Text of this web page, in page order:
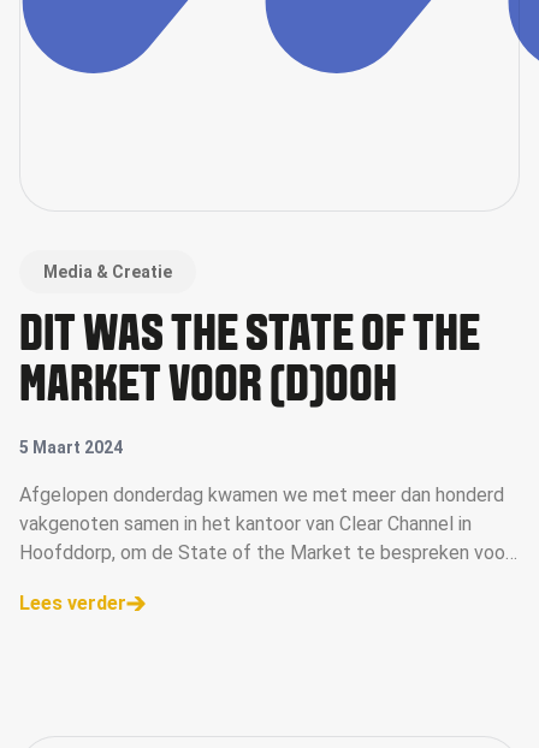
Media & Creatie
DIT WAS THE STATE OF THE
MARKET VOOR (D)OOH
5 Maart 2024
Afgelopen donderdag kwamen we met meer dan honderd
vakgenoten samen in het kantoor van Clear Channel in
Hoofddorp, om de State of the Market te bespreken voor
Lees verder